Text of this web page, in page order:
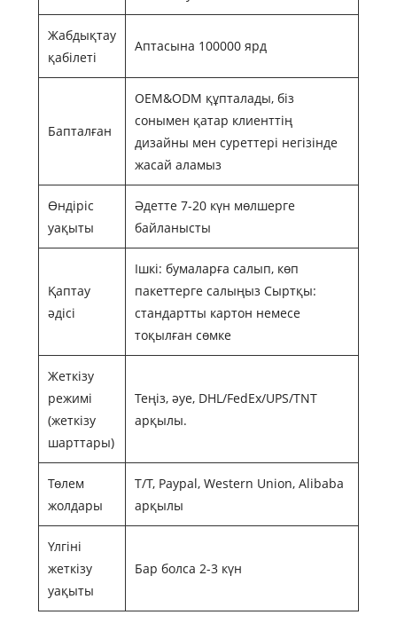
Жабдықтау
қабілеті
Аптасына 100000 ярд
Бапталған
OEM&ODM құпталады, біз
сонымен қатар клиенттің
дизайны мен суреттері негізінде
жасай аламыз
Өндіріс
уақыты
Әдетте 7-20 күн мөлшерге
байланысты
Қаптау
әдісі
Ішкі: бумаларға салып, көп
пакеттерге салыңыз Сыртқы:
стандартты картон немесе
тоқылған сөмке
Жеткізу
режимі
(жеткізу
шарттары)
Теңіз, әуе, DHL/FedEx/UPS/TNT
арқылы.
Төлем
жолдары
T/T, Paypal, Western Union, Alibaba
арқылы
Үлгіні
жеткізу
уақыты
Бар болса 2-3 күн